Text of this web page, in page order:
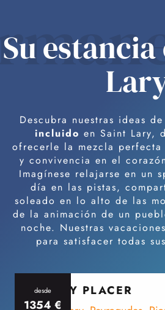
Su
Descubra nuestras ideas
incluido en Saint Lary,
ofrecerle la mezcla perfecta
y convivencia en el
Imagínese relajarse en un
día en las pistas,
soleado en lo alto de las
de la animación de un
noche. Nuestras
para satisfacer todas
desde
1354 €
ESQUÍ Y PLACER